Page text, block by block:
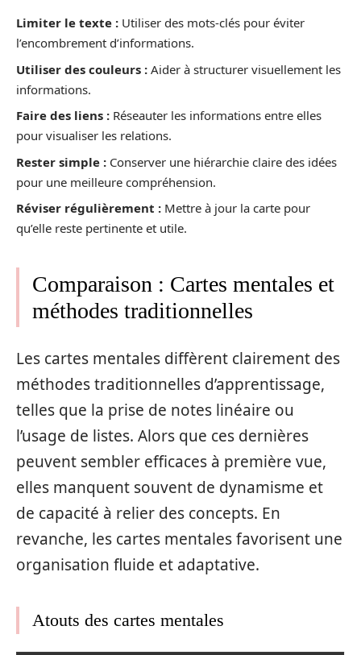
Limiter le texte : Utiliser des mots-clés pour éviter
l’encombrement d’informations.
Utiliser des couleurs : Aider à structurer visuellement les
informations.
Faire des liens : Réseauter les informations entre elles
pour visualiser les relations.
Rester simple : Conserver une hiérarchie claire des idées
pour une meilleure compréhension.
Réviser régulièrement : Mettre à jour la carte pour
qu’elle reste pertinente et utile.
Comparaison : Cartes mentales et
méthodes traditionnelles
Les cartes mentales diffèrent clairement des
méthodes traditionnelles d’apprentissage,
telles que la prise de notes linéaire ou
l’usage de listes. Alors que ces dernières
peuvent sembler efficaces à première vue,
elles manquent souvent de dynamisme et
de capacité à relier des concepts. En
revanche, les cartes mentales favorisent une
organisation fluide et adaptative.
Atouts des cartes mentales